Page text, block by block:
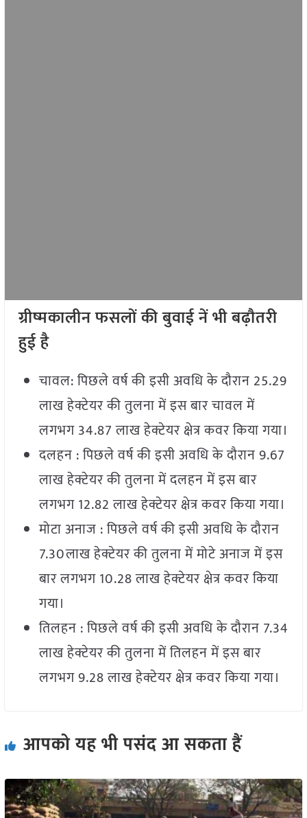
ग्रीष्मकालीन फसलों की बुवाई नें भी बढ़ौतरी
हुई है
चावल: पिछले वर्ष की इसी अवधि के दौरान 25.29
लाख हेक्टेयर की तुलना में इस बार चावल में
लगभग 34.87 लाख हेक्टेयर क्षेत्र कवर किया गया।
दलहन : पिछले वर्ष की इसी अवधि के दौरान 9.67
लाख हेक्टेयर की तुलना में दलहन में इस बार
लगभग 12.82 लाख हेक्टेयर क्षेत्र कवर किया गया।
मोटा अनाज : पिछले वर्ष की इसी अवधि के दौरान
7.30लाख हेक्टेयर की तुलना में मोटे अनाज में इस
बार लगभग 10.28 लाख हेक्टेयर क्षेत्र कवर किया
गया।
तिलहन : पिछले वर्ष की इसी अवधि के दौरान 7.34
लाख हेक्टेयर की तुलना में तिलहन में इस बार
लगभग 9.28 लाख हेक्टेयर क्षेत्र कवर किया गया।
आपको यह भी पसंद आ सकता हैं